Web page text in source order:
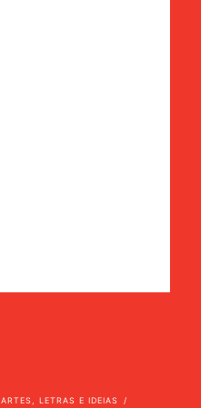
ARTES, LETRAS E IDEIAS